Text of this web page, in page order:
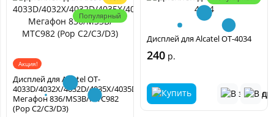
Популярный
Акция!
Дисплей для Alcatel OT-
4033D/4032X/4032D/4035X/4035D/4033/4035/
Мегафон 836/MS3B/МТС982
(Pop C2/C3/D3)
Дисплей для Alcatel OT-4034
240 р.